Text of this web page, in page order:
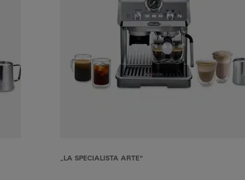
„LA SPECIALISTA ARTE“